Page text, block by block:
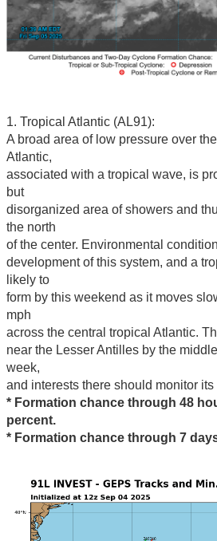
1. Tropical Atlantic (AL91):
A broad area of low pressure over
Atlantic,
associated with a tropical wave, is
but
disorganized area of showers and
the north
of the center. Environmental
development of this system, and a
likely to
form by this weekend as it moves
mph
across the central tropical Atlantic.
near the Lesser Antilles by the
week,
and interests there should monitor its
* Formation chance through 48
percent.
* Formation chance through 7